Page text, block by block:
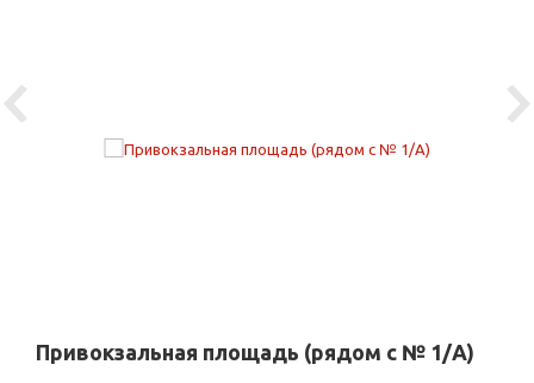
Previous
Привокзальная площадь (рядом с № 1/А)